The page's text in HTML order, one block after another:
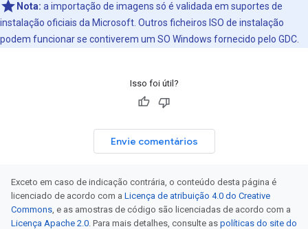
Nota: a importação de imagens só é validada em suportes de
instalação oficiais da Microsoft. Outros ficheiros ISO de instalação
podem funcionar se contiverem um SO Windows fornecido pelo GDC.
Isso foi útil?
Envie comentários
Exceto em caso de indicação contrária, o conteúdo desta página é
licenciado de acordo com a Licença de atribuição 4.0 do Creative
Commons, e as amostras de código são licenciadas de acordo com a
Licença Apache 2.0. Para mais detalhes, consulte as políticas do site do